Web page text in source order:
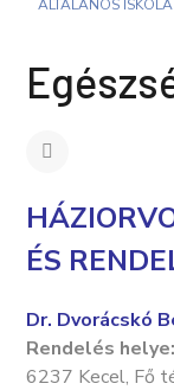
ÁLTALÁNOS ISKOLA
ÉS
Dr. Dvorácskó
Rendelés helye:
6237 Kecel, Fő